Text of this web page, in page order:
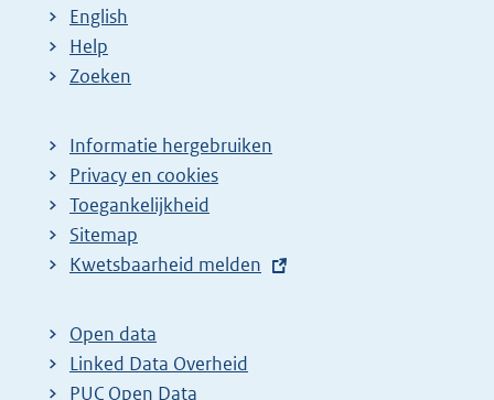
English
Help
Zoeken
Informatie hergebruiken
Privacy en cookies
Toegankelijkheid
Sitemap
E
t
e
r
Kwetsbaarheid melden
Open data
Linked Data Overheid
PUC Open Data